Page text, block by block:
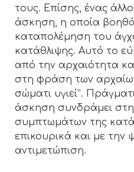
τους. Επίσης, ένας
άσκηση, η οποία
καταπολέμηση του
κατάθλιψης. Αυτό το
από την αρχαιότητα
στη φράση των
σώματι υγιεί”.
άσκηση συνδράμει
συμπτωμάτων της
επικουρικά και με την
αντιμετώπιση.